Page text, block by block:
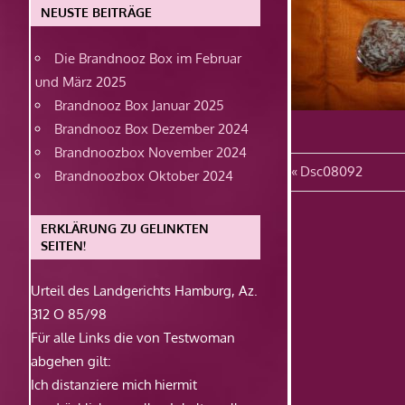
Vorheriger
Beitrag:
Dsc08092
NEUSTE BEITRÄGE
Die Brandnooz Box im Februar
und März 2025
Brandnooz Box Januar 2025
Brandnooz Box Dezember 2024
Brandnoozbox November 2024
Brandnoozbox Oktober 2024
ERKLÄRUNG ZU GELINKTEN
SEITEN!
Urteil des Landgerichts Hamburg, Az.
312 O 85/98
Für alle Links die von Testwoman
abgehen gilt:
Ich distanziere mich hiermit